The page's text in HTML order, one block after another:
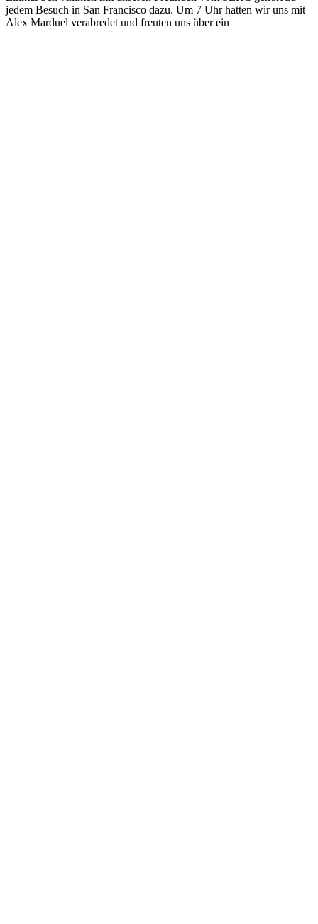
jedem Besuch in San Francisco dazu. Um 7 Uhr hatten wir uns mit
Alex Marduel verabredet und freuten uns über ein